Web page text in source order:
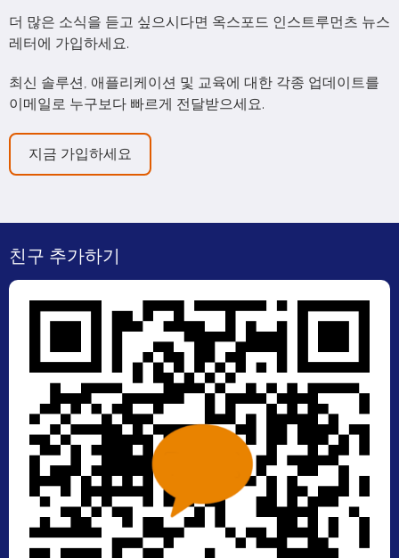
더 많은 소식을 듣고 싶으시다면 옥스포드 인스트루먼츠 뉴스
레터에 가입하세요.
최신 솔루션, 애플리케이션 및 교육에 대한 각종 업데이트를
이메일로 누구보다 빠르게 전달받으세요.
지금 가입하세요
친구 추가하기